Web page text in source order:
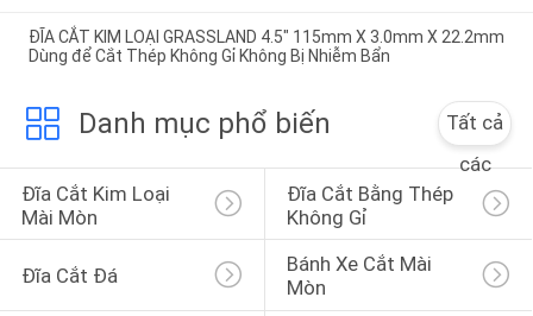
ĐĨA CẮT KIM LOẠI GRASSLAND 4.5" 115mm X 3.0mm X 22.2mm
Dùng để Cắt Thép Không Gỉ Không Bị Nhiễm Bẩn
Danh mục phổ biến
Tất cả
các
Đĩa Cắt Kim Loại
Mài Mòn
Đĩa Cắt Bằng Thép
Không Gỉ
Đĩa Cắt Đá
Bánh Xe Cắt Mài
Mòn